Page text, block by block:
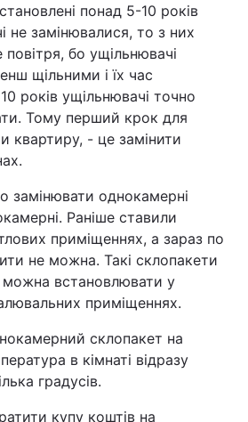
понад 5-10 років
не замінювалися, то з них
бо ущільнювачі
щільними і їх час
років ущільнювачі точно
Тому перший крок для
квартиру, - це замінити
замінювати однокамерні
Раніше ставили
приміщеннях, а зараз по
не можна. Такі склопакети
можна встановлювати у
приміщеннях.
склопакет на
в кімнаті відразу
градусів.
купу коштів на